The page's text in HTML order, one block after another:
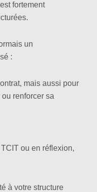
fortement
un
:
mais aussi pour
renforcer sa
ou en réflexion,
à votre structure